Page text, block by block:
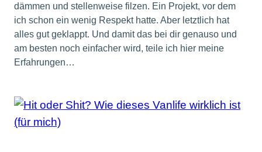
dämmen und stellenweise filzen. Ein Projekt, vor dem
ich schon ein wenig Respekt hatte. Aber letztlich hat
alles gut geklappt. Und damit das bei dir genauso und
am besten noch einfacher wird, teile ich hier meine
Erfahrungen…